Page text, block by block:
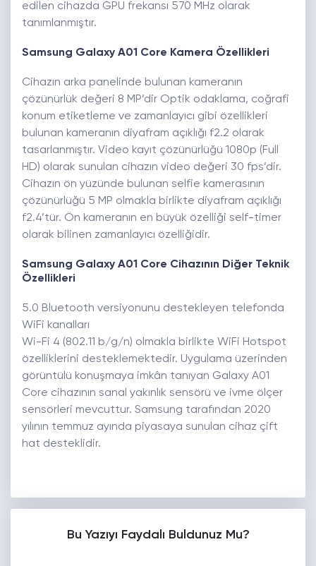
edilen cihazda GPU frekansı 570 MHz olarak
tanımlanmıştır.
Samsung Galaxy A01 Core Kamera Özellikleri
Cihazın arka panelinde bulunan kameranın
çözünürlük değeri 8 MP’dir Optik odaklama, coğrafi
konum etiketleme ve zamanlayıcı gibi özellikleri
bulunan kameranın diyafram açıklığı f2.2 olarak
tasarlanmıştır. Video kayıt çözünürlüğü 1080p (Full
HD) olarak sunulan cihazın video değeri 30 fps’dir.
Cihazın ön yüzünde bulunan selfie kamerasının
çözünürlüğü 5 MP olmakla birlikte diyafram açıklığı
f2.4’tür. Ön kameranın en büyük özelliği self-timer
olarak bilinen zamanlayıcı özelliğidir.
Samsung Galaxy A01 Core Cihazının Diğer Teknik
Özellikleri
5.0 Bluetooth versiyonunu destekleyen telefonda
WiFi kanalları
Wi-Fi 4 (802.11 b/g/n) olmakla birlikte WiFi Hotspot
özelliklerini desteklemektedir. Uygulama üzerinden
görüntülü konuşmaya imkân tanıyan Galaxy A01
Core cihazının sanal yakınlık sensörü ve ivme ölçer
sensörleri mevcuttur. Samsung tarafından 2020
yılının temmuz ayında piyasaya sunulan cihaz çift
hat desteklidir.
Bu Yazıyı Faydalı Buldunuz Mu?